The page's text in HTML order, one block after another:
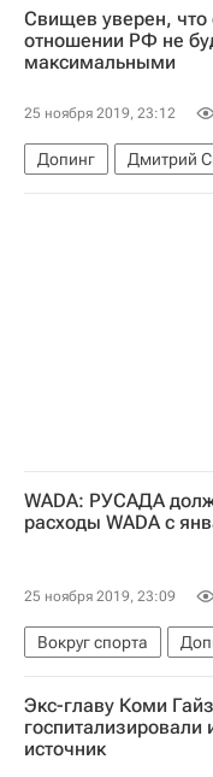
Артём Зуб
Свищев уверен, что
отношении РФ не
максимальными
25 ноября 2019, 23:12
Допинг Дмитрий
Всемирное
WADA: РУСАДА
расходы WADA с
25 ноября 2019, 23:09
Вокруг спорта
Всемирное
Экс-главу Коми
источник